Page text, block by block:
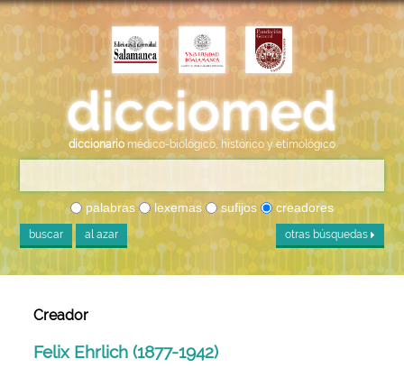
diccionario médico-biológico, histórico y etimológico
palabras lexemas sufijos creadores
buscar al azar otras búsquedas
Creador
Felix Ehrlich (1877-1942)